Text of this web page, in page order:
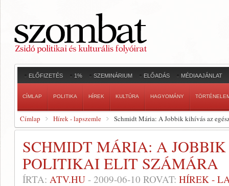
ELŐFIZETÉS 1% SZEMINÁRIUM ELŐADÁS MÉDIAAJÁNLAT
CÍMLAP POLITIKA HÍREK KULTÚRA HAGYOMÁNY
Címlap Hírek - lapszemle Schmidt Mária: A Jobbik kihívás az
SCHMIDT MÁRIA: A
POLITIKAI ELIT SZÁMÁRA
ÍRTA: ATV.HU - 2009-06-10 ROVAT: HÍREK -